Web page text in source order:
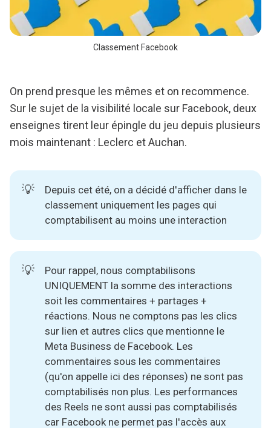
Classement Facebook
On prend presque les mêmes et on recommence.
Sur le sujet de la visibilité locale sur Facebook, deux
enseignes tirent leur épingle du jeu depuis plusieurs
mois maintenant : Leclerc et Auchan.
💡
Depuis cet été, on a décidé d'afficher dans le
classement uniquement les pages qui
comptabilisent au moins une interaction
💡
Pour rappel, nous comptabilisons
UNIQUEMENT la somme des interactions
soit les commentaires + partages +
réactions. Nous ne comptons pas les clics
sur lien et autres clics que mentionne le
Meta Business de Facebook. Les
commentaires sous les commentaires
(qu'on appelle ici des réponses) ne sont pas
comptabilisés non plus. Les performances
des Reels ne sont aussi pas comptabilisés
car Facebook ne permet pas l'accès aux